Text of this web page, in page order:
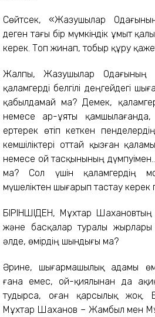
Сөйтсек, «Жазушылар
деген тағы бір мүмкіндік ұмыт
керек. Топ жинап, тобыр құру қажет.
Жалпы, Жазушылар Одағының
қаламгерді белгілі деңгейдегі
қабылдамай ма? Демек,
немесе ар-ұяты қамшылағанда,
ертерек өтіп кет­кен пенделердің
кемшіліктері оттай қызған
немесе ой тасқынының дүмпуімен...)
ма? Сол үшін қаламгердің
мүшеліктен шығарып тастау керек
БІРІНШІДЕН, Мұхтар
және басқа­лар туралы
әлде, өмірдің шындығы ма?
Әрине, шығармашылық адамы
ғана емес, ой-қиялынан да
тудырса, оған қарсылық жоқ.
Мұхтар Шаханов – Жамбыл мен